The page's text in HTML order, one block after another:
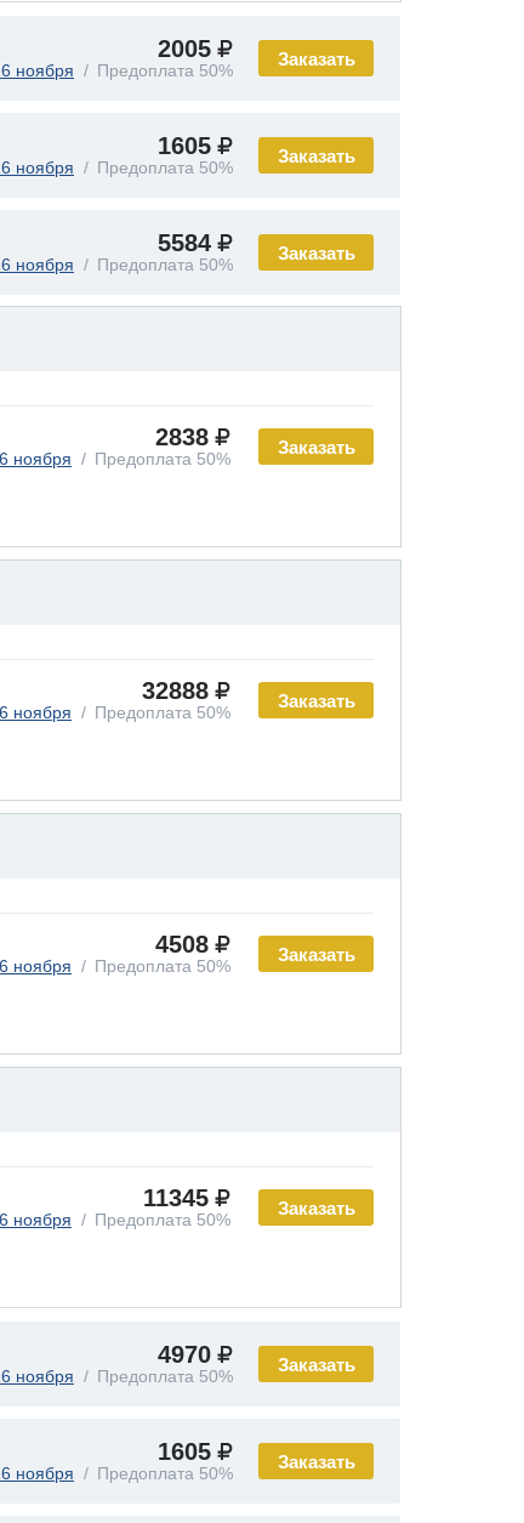
Заказать
2005
ноября Предоплата 50%
Заказать
1605
ноября Предоплата 50%
Заказать
5584
ноября Предоплата 50%
Заказать
2838
ноября Предоплата 50%
Заказать
32888
ноября Предоплата 50%
Заказать
4508
ноября Предоплата 50%
Заказать
11345
ноября Предоплата 50%
Заказать
4970
ноября Предоплата 50%
Заказать
1605
ноября Предоплата 50%